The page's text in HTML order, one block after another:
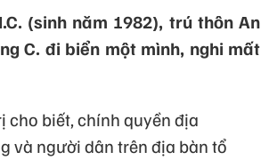
(sinh năm 1982), trú thôn An
C. đi biển một mình, nghi mất
cho biết, chính quyền địa
và người dân trên địa bàn tổ